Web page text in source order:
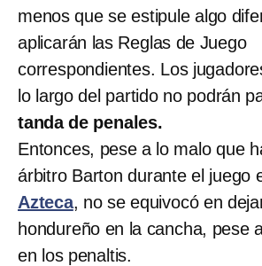
menos que se estipule algo
aplicarán las Reglas de Juego
correspondientes. Los
lo largo del partido no podrán
tanda de penales.
Entonces, pese a lo malo que
árbitro Barton durante el juego
Azteca, no se equivocó en
hondureño en la cancha, pese
en los penaltis.